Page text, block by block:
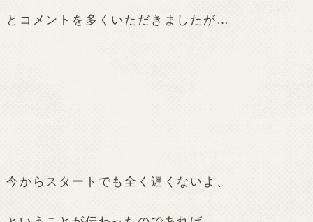
とコメントを多くいただきましたが…
今からスタートでも全く遅くないよ、